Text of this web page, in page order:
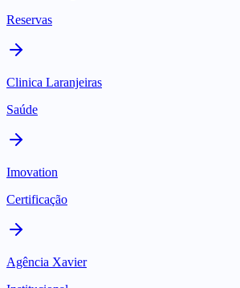
Reservas
Clinica Laranjeiras
Saúde
Imovation
Certificação
Agência Xavier